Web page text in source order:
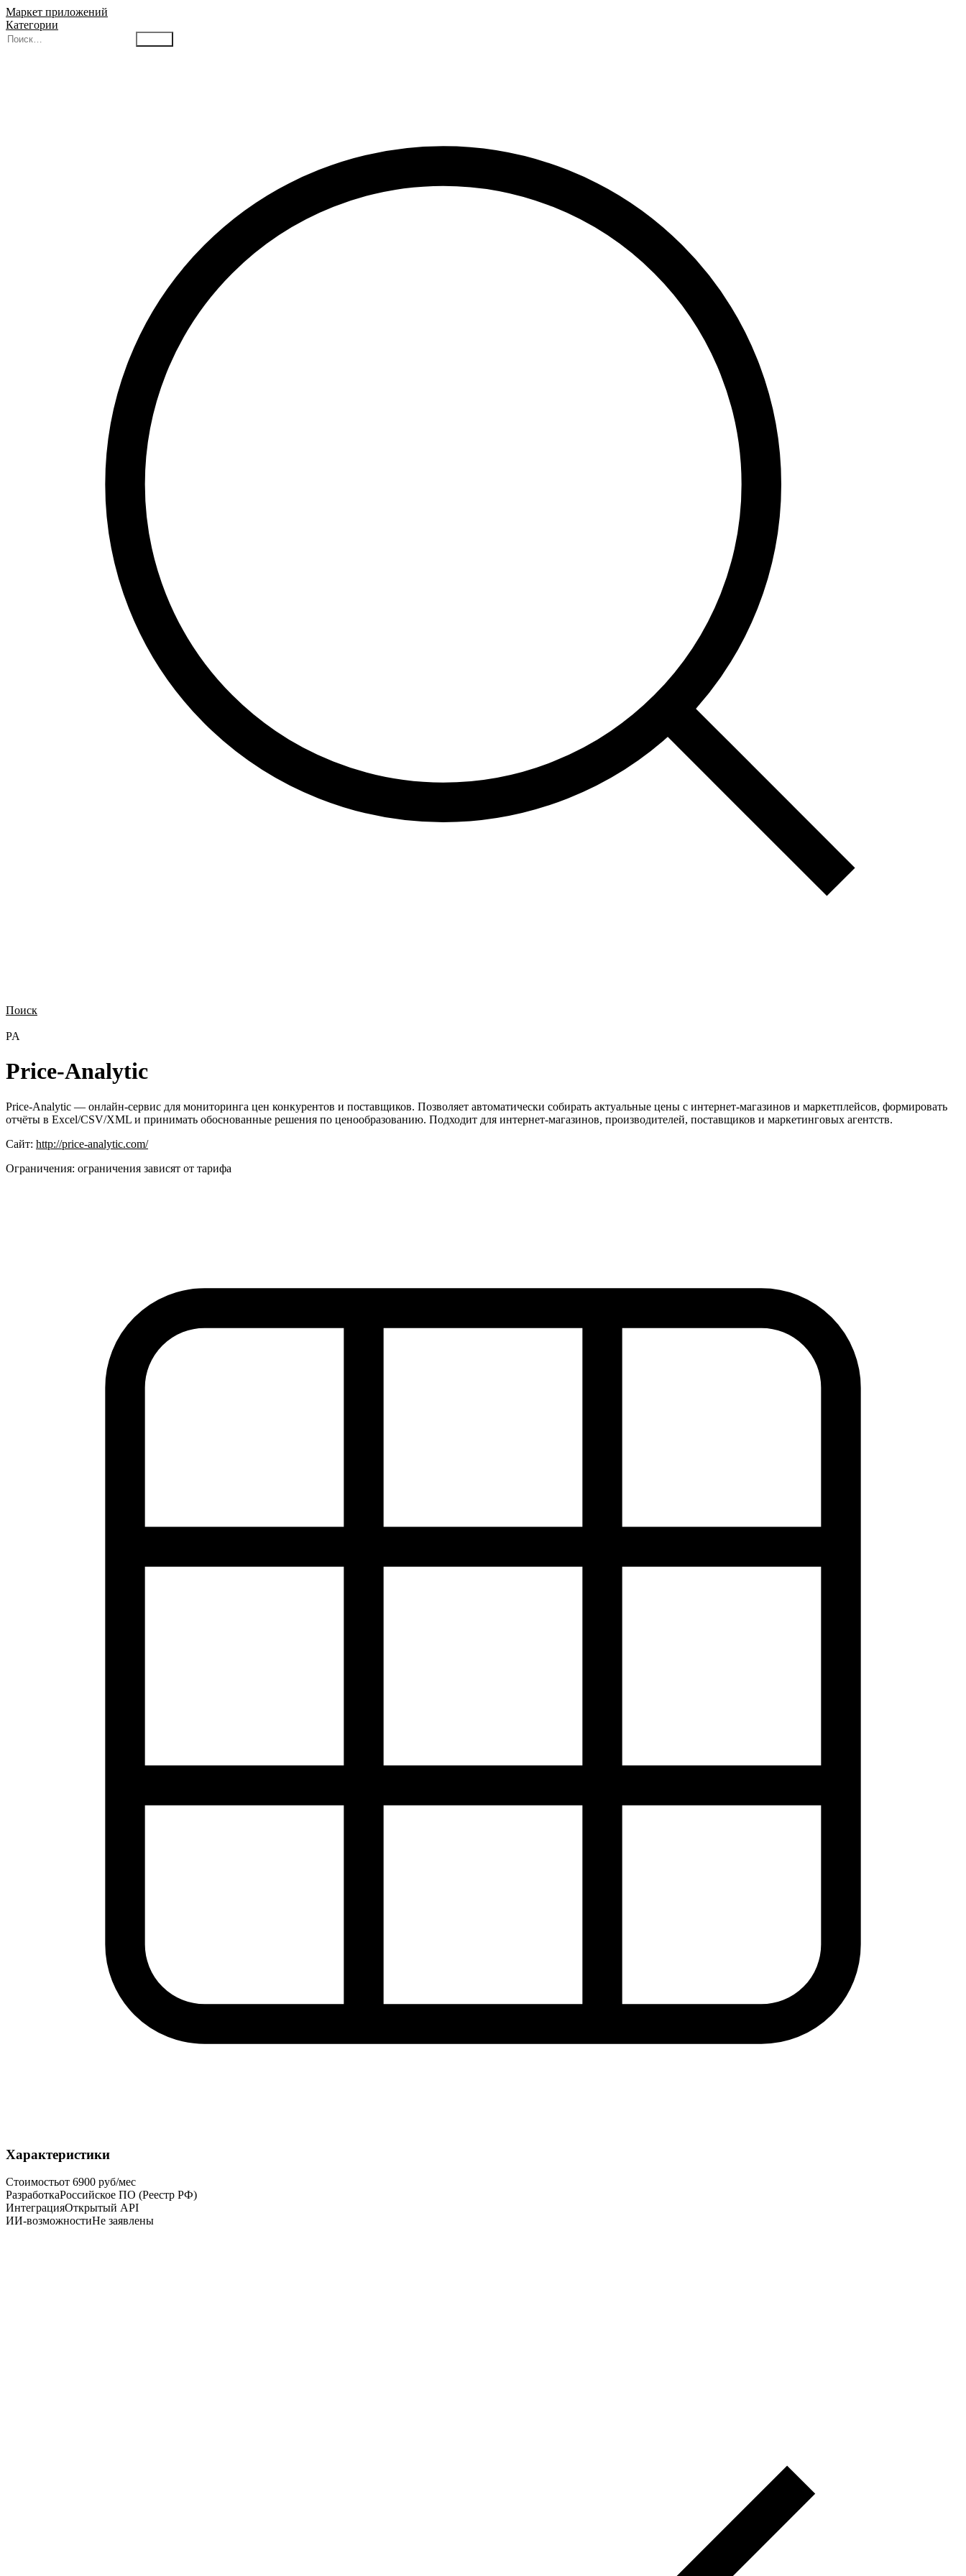
Маркет приложений
Категории
Поиск
PA
Price-Analytic
Price-Analytic — онлайн-сервис для мониторинга цен конкурентов и поставщиков. Позволяет автоматически собирать актуальные цены с интернет-магазинов и маркетплейсов, формировать
отчёты в Excel/CSV/XML и принимать обоснованные решения по ценообразованию. Подходит для интернет-магазинов, производителей, поставщиков и маркетинговых агентств.
Сайт: http://price-analytic.com/
Ограничения: ограничения зависят от тарифа
Характеристики
Стоимостьот 6900 руб/мес
РазработкаРоссийское ПО (Реестр РФ)
ИнтеграцияОткрытый API
ИИ-возможностиНе заявлены